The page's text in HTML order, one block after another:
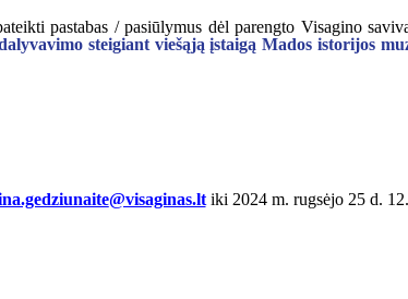
pastabas / pasiūlymus dėl parengto Visagino
steigiant viešąją įstaigą Mados istorijos
@visaginas.ltiki 2024 m. rugsėjo 25 d.